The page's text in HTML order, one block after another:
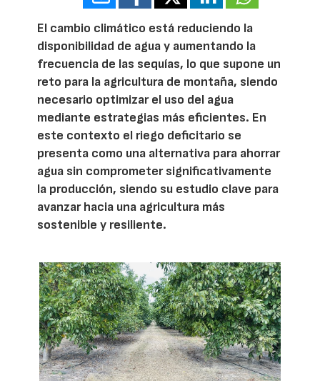
El cambio climático está reduciendo la
disponibilidad de agua y aumentando la
frecuencia de las sequías, lo que supone un
reto para la agricultura de montaña, siendo
necesario optimizar el uso del agua
mediante estrategias más eficientes. En
este contexto el riego deficitario se
presenta como una alternativa para ahorrar
agua sin comprometer significativamente
la producción, siendo su estudio clave para
avanzar hacia una agricultura más
sostenible y resiliente.